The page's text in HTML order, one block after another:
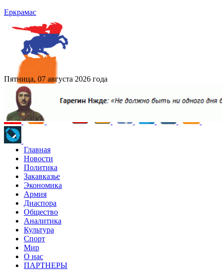
Еркрамас
Пятница, 07 августа 2026 года
Главная
Новости
Политика
Закавказье
Экономика
Армия
Диаспора
Общество
Аналитика
Культура
Спорт
Мир
О нас
ПАРТНЕРЫ